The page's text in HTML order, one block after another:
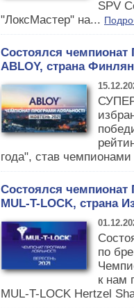
SPV
"ЛоксМастер" на...
Состоялся
ABLOY, страна
года", став
Состоялся
MUL-T-LOCK, страна
по
к нам
MUL-T-LOCK Hertzel